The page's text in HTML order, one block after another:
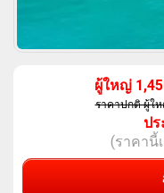
ผู้ใหญ่
ราคาปกติ ผู้ใ
ปร
(ราคานี้